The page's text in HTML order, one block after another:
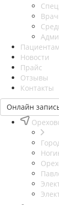
Пациентам
Новости
Прайс
Отзывы
Контакты
Онлайн